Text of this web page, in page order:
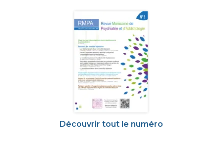
Découvrir tout le numéro